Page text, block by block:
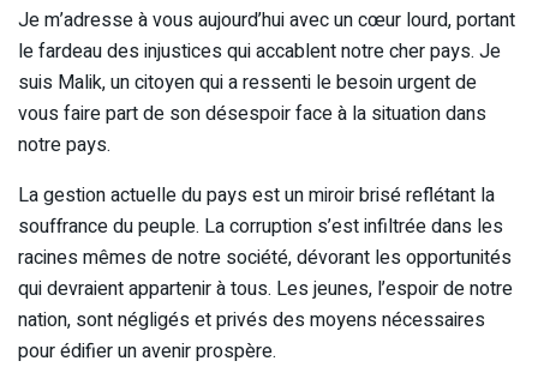
Je m’adresse à vous aujourd’hui avec un cœur lourd, portant
le fardeau des injustices qui accablent notre cher pays. Je
suis Malik, un citoyen qui a ressenti le besoin urgent de
vous faire part de son désespoir face à la situation dans
notre pays.
La gestion actuelle du pays est un miroir brisé reflétant la
souffrance du peuple. La corruption s’est infiltrée dans les
racines mêmes de notre société, dévorant les opportunités
qui devraient appartenir à tous. Les jeunes, l’espoir de notre
nation, sont négligés et privés des moyens nécessaires
pour édifier un avenir prospère.